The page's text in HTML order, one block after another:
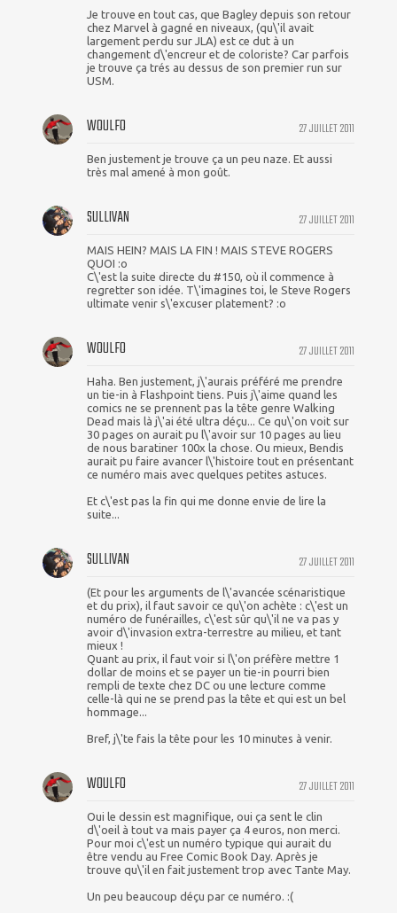
Je trouve en tout cas, que Bagley depuis son retour
chez Marvel à gagné en niveaux, (qu\'il avait
largement perdu sur JLA) est ce dut à un
changement d\'encreur et de coloriste? Car parfois
je trouve ça trés au dessus de son premier run sur
USM.
27 JUILLET 2011
WOULFO
Ben justement je trouve ça un peu naze. Et aussi
très mal amené à mon goût.
27 JUILLET 2011
SULLIVAN
MAIS HEIN? MAIS LA FIN ! MAIS STEVE ROGERS
QUOI :o
C\'est la suite directe du #150, où il commence à
regretter son idée. T\'imagines toi, le Steve Rogers
ultimate venir s\'excuser platement? :o
27 JUILLET 2011
WOULFO
Haha. Ben justement, j\'aurais préféré me prendre
un tie-in à Flashpoint tiens. Puis j\'aime quand les
comics ne se prennent pas la tête genre Walking
Dead mais là j\'ai été ultra déçu... Ce qu\'on voit sur
30 pages on aurait pu l\'avoir sur 10 pages au lieu
de nous baratiner 100x la chose. Ou mieux, Bendis
aurait pu faire avancer l\'histoire tout en présentant
ce numéro mais avec quelques petites astuces.
Et c\'est pas la fin qui me donne envie de lire la
suite...
27 JUILLET 2011
SULLIVAN
(Et pour les arguments de l\'avancée scénaristique
et du prix), il faut savoir ce qu\'on achète : c\'est un
numéro de funérailles, c\'est sûr qu\'il ne va pas y
avoir d\'invasion extra-terrestre au milieu, et tant
mieux !
Quant au prix, il faut voir si l\'on préfère mettre 1
dollar de moins et se payer un tie-in pourri bien
rempli de texte chez DC ou une lecture comme
celle-là qui ne se prend pas la tête et qui est un bel
hommage...
Bref, j\'te fais la tête pour les 10 minutes à venir.
27 JUILLET 2011
WOULFO
Oui le dessin est magnifique, oui ça sent le clin
d\'oeil à tout va mais payer ça 4 euros, non merci.
Pour moi c\'est un numéro typique qui aurait du
être vendu au Free Comic Book Day. Après je
trouve qu\'il en fait justement trop avec Tante May.
Un peu beaucoup déçu par ce numéro. :(